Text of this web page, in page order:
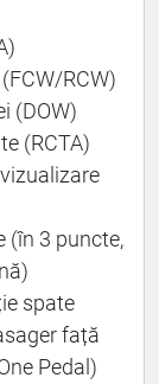
RCW)
(DOW)
(RCTA)
(în 3 puncte,
spate
față
Pedal)